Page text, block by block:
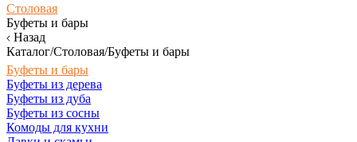
Столовая
Буфеты и бары
Назад
Каталог/Столовая/Буфеты и бары
Буфеты и бары
Буфеты из дерева
Буфеты из дуба
Буфеты из сосны
Комоды для кухни